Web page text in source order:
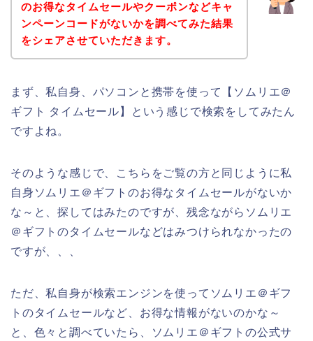
のお得なタイムセールやクーポンなどキャ
ンペーンコードがないかを調べてみた結果
をシェアさせていただきます。
まず、私自身、パソコンと携帯を使って【ソムリエ＠
ギフト タイムセール】という感じで検索をしてみたん
ですよね。
そのような感じで、こちらをご覧の方と同じように私
自身ソムリエ＠ギフトのお得なタイムセールがないか
な～と、探してはみたのですが、残念ながらソムリエ
＠ギフトのタイムセールなどはみつけられなかったの
ですが、、、
ただ、私自身が検索エンジンを使ってソムリエ＠ギフ
トのタイムセールなど、お得な情報がないのかな～
と、色々と調べていたら、ソムリエ＠ギフトの公式サ